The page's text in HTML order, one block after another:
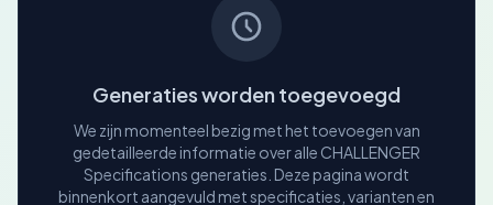
Generaties worden toegevoegd
We zijn momenteel bezig met het toevoegen van
gedetailleerde informatie over alle CHALLENGER
Specifications generaties. Deze pagina wordt
binnenkort aangevuld met specificaties, varianten en